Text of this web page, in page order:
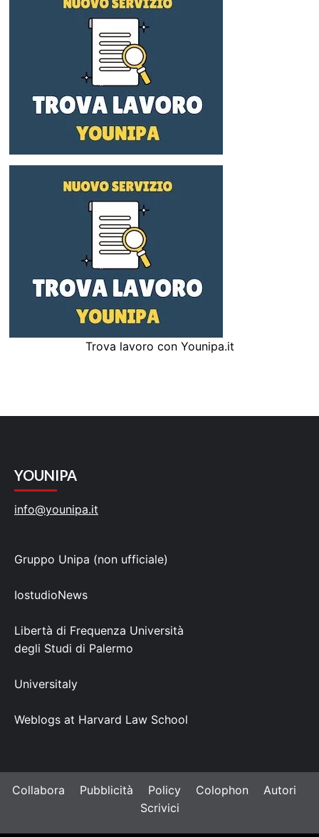
Trova lavoro con Younipa.it
YOUNIPA
info@younipa.it
Gruppo Unipa (non ufficiale)
IostudioNews
Libertà di Frequenza Università
degli Studi di Palermo
Universitaly
Weblogs at Harvard Law School
Collabora Pubblicità Policy Colophon
Autori
Scrivici